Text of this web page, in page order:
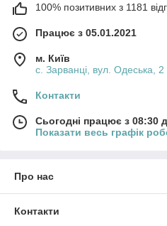
100% позитивних з 1181
Працює з 05.01.2021
м. Київ
с. Зарванці, вул. Одеська, 2
Контакти
Сьогодні працює з 08:30
Показати весь графік
Про нас
Контакти